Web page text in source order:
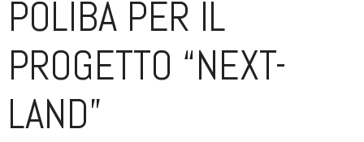
POLIBA PER IL
PROGETTO “NEXT-
LAND”